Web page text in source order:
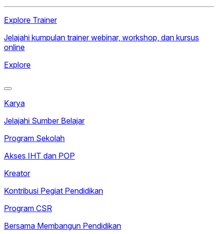
Explore Trainer
Jelajahi kumpulan trainer webinar, workshop, dan kursus
online
Explore
Karya
Jelajahi Sumber Belajar
Program Sekolah
Akses IHT dan POP
Kreator
Kontribusi Pegiat Pendidikan
Program CSR
Bersama Membangun Pendidikan